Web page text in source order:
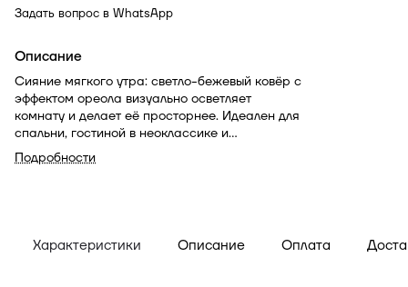
Задать вопрос в WhatsApp
Описание
Сияние мягкого утра: светло-бежевый ковёр с
эффектом ореола визуально осветляет
комнату и делает её просторнее. Идеален для
спальни, гостиной в неоклассике и
минимализме; дружит с молочными стенами,
стеклом и тёплыми металлами.
Подробности
Характеристики Описание Оплата